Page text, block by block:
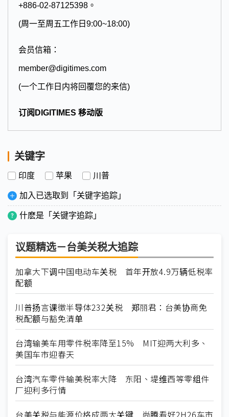
+886-02-87125398。
(周一至周五工作日9:00~18:00)
会员信箱：
member@digitimes.com
(一个工作日内将回覆您的来信)
订阅DIGITIMES 移动版
关键字
印度 苹果 川普
加入已选取到「关键字追踪」
什麽是「关键字追踪」
议题精选－台美关税大追踪
加拿大下调中国电动车关税 首年开放4.9万辆低税率
配额
川普扬言课徵半导体232关税 郑丽君：台美协商免
税配额与豁免清单
台湾输美车用零件税率降至15% MIT迎两大利多、
美国车市迎春天
台湾汽车零件输美税率大降 东阳、堤维西等零组件
厂迎利多行情
台美关税与能源价格成两大关键 尚腾看好2H26车市